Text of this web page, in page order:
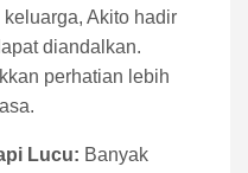
Akito hadir
diandalkan.
perhatian lebih
Lucu: Banyak